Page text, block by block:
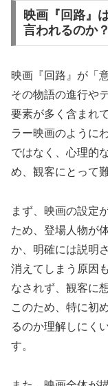
映画『回路』
言われるのか？
映画『回路』が「
その物語の進行や
要素が多く含まれ
ラー映画のように
ではなく、心理的
め、観客にとって
まず、映画の設定
ため、登場人物が
か、明確には説明
消えてしまう原因
なされず、観客に
このため、特に初
るのか理解しにく
す。